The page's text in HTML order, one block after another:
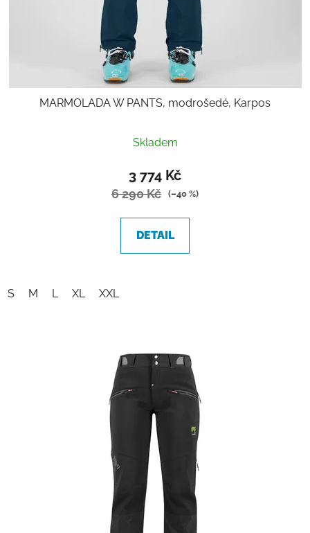
MARMOLADA W PANTS, modrošedé, Karpos
Skladem
3 774 Kč
6 290 Kč (–40 %)
DETAIL
S M L XL XXL